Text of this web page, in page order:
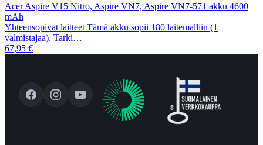
Acer Aspire V15 Nitro, Aspire VN7, Aspire VN7-571 akku 4600
mAh
Yhteensopivat laitteet Tämä akku sopii 180 laitemalliin (1
valmistajaa). Tarki…
67,95 €